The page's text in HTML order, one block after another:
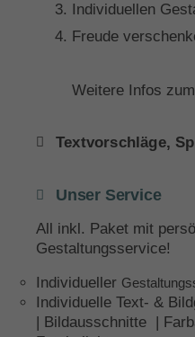
Individuellen
Freude
Weitere Infos zum
Textvorschläge,
Unser Service
All inkl. Paket mit
Gestaltungsservice!
Individueller
Individuelle Text- &
| Bildausschnitte |